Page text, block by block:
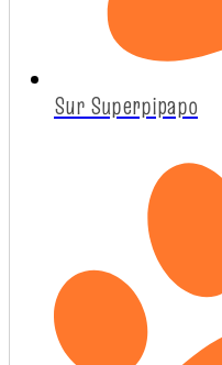
Sur Superpipapo